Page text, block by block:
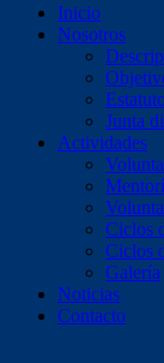
Inicio
Nosotros
Junta
Actividades
Ciclos
Ciclos
Galería
Noticias
Contacto